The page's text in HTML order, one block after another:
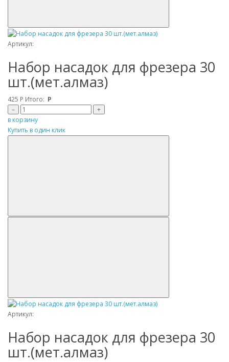
Артикул:
Набор насадок для фрезера 30
шт.(мет.алмаз)
425 Р Итого: Р
–
+
в корзину
Купить в один клик
Артикул:
Набор насадок для фрезера 30
шт.(мет.алмаз)